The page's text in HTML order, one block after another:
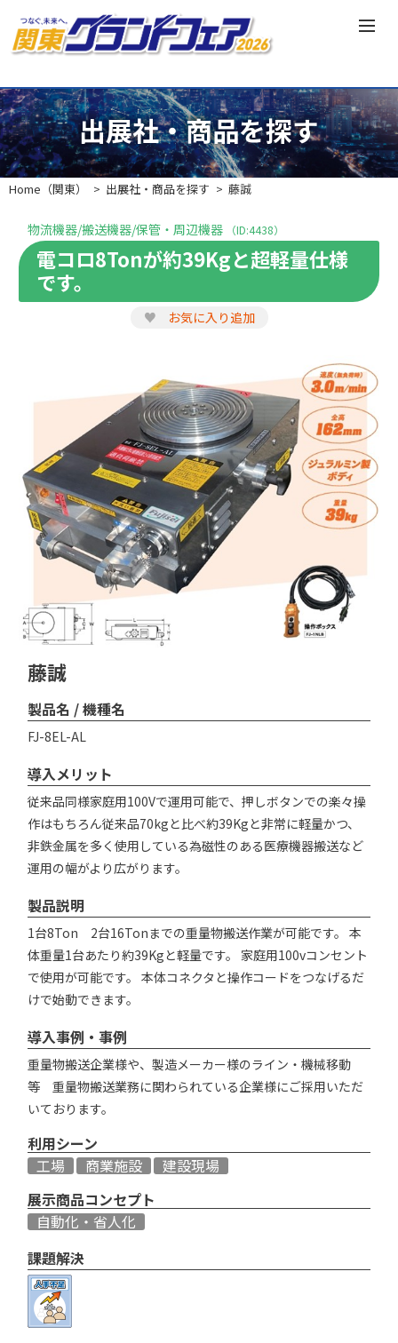
出展社・商品を探す
Home（関東） 出展社・商品を探す 藤誠
物流機器/搬送機器/保管・周辺機器 （ID:4438）
電コロ8Tonが約39Kgと超軽量仕様
です。
♥ お気に入り追加
藤誠
製品名 / 機種名
FJ-8EL-AL
導入メリット
従来品同様家庭用100Vで運用可能で、押しボタンでの楽々操
作はもちろん従来品70kgと比べ約39Kgと非常に軽量かつ、
非鉄金属を多く使用している為磁性のある医療機器搬送など
運用の幅がより広がります。
製品説明
1台8Ton 2台16Tonまでの重量物搬送作業が可能です。 本
体重量1台あたり約39Kgと軽量です。 家庭用100vコンセント
で使用が可能です。 本体コネクタと操作コードをつなげるだ
けで始動できます。
導入事例・事例
重量物搬送企業様や、製造メーカー様のライン・機械移動
等 重量物搬送業務に関わられている企業様にご採用いただ
いております。
利用シーン
工場
商業施設
建設現場
展示商品コンセプト
自動化・省人化
課題解決